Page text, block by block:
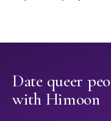
Date queer
with Himoon